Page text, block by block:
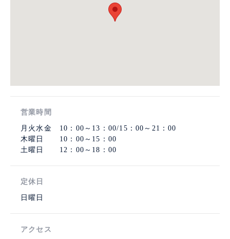
営業時間
月火水金 10：00～13：00/15：00～21：00
木曜日 10：00～15：00
土曜日 12：00～18：00
定休日
日曜日
アクセス